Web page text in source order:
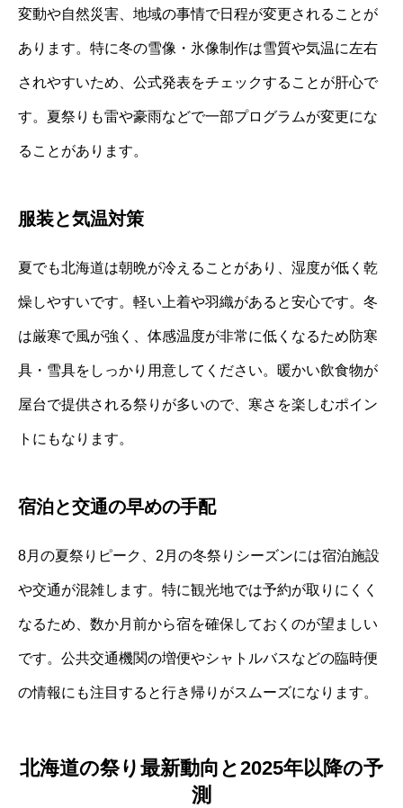
変動や自然災害、地域の事情で日程が変更されることが
あります。特に冬の雪像・氷像制作は雪質や気温に左右
されやすいため、公式発表をチェックすることが肝心で
す。夏祭りも雷や豪雨などで一部プログラムが変更にな
ることがあります。
服装と気温対策
夏でも北海道は朝晩が冷えることがあり、湿度が低く乾
燥しやすいです。軽い上着や羽織があると安心です。冬
は厳寒で風が強く、体感温度が非常に低くなるため防寒
具・雪具をしっかり用意してください。暖かい飲食物が
屋台で提供される祭りが多いので、寒さを楽しむポイン
トにもなります。
宿泊と交通の早めの手配
8月の夏祭りピーク、2月の冬祭りシーズンには宿泊施設
や交通が混雑します。特に観光地では予約が取りにくく
なるため、数か月前から宿を確保しておくのが望ましい
です。公共交通機関の増便やシャトルバスなどの臨時便
の情報にも注目すると行き帰りがスムーズになります。
北海道の祭り最新動向と2025年以降の予
測